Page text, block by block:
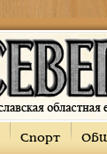
Спорт